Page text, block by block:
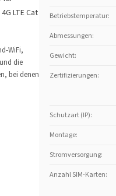
LTE Cat
WiFi,
die
bei denen
Betriebstemperatur:
Abmessungen:
Gewicht:
Zertifizierungen:
Schutzart (IP):
Montage:
Stromversorgung:
Anzahl SIM-Karten: